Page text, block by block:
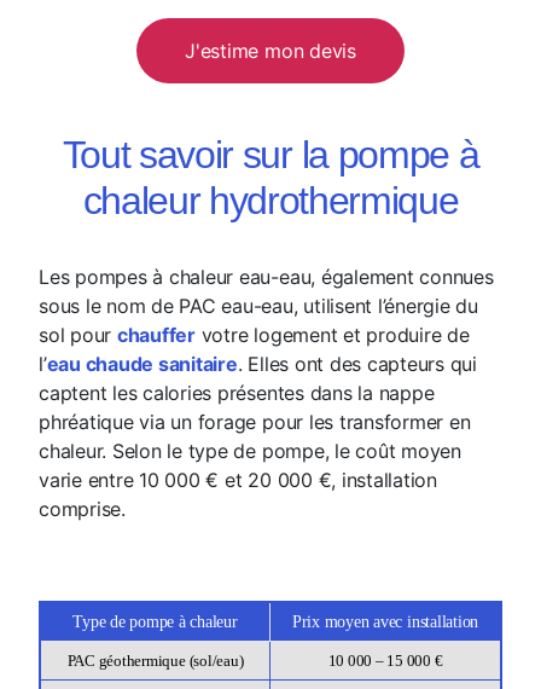
J'estime mon devis
Tout savoir sur la pompe à
chaleur hydrothermique
Les pompes à chaleur eau-eau, également connues
sous le nom de PAC eau-eau, utilisent l’énergie du
sol pour chauffervotre logement et produire de
l’eau chaude sanitaire. Elles ont des capteurs qui
captent les calories présentes dans la nappe
phréatique via un forage pour les transformer en
chaleur. Selon le type de pompe, le coût moyen
varie entre 10 000 € et 20 000 €, installation
comprise.
Type de pompe à chaleur Prix moyen avec installation
PAC géothermique (sol/eau) 10 000 – 15 000 €